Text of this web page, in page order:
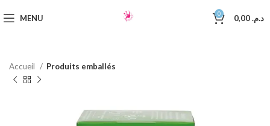
MENU 0 د.م.
Accueil Produits emballés